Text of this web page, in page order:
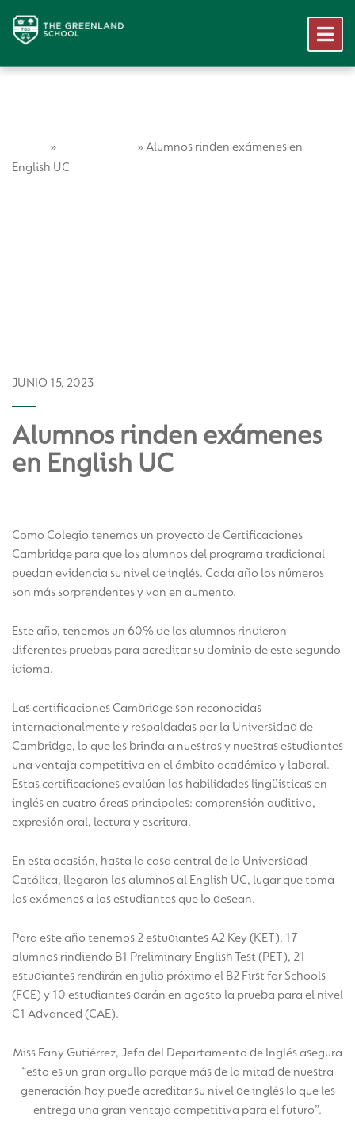
» »Alumnos rinden exámenes en
English UC
JUNIO 15, 2023
Alumnos rinden exámenes
en English UC
Como Colegio tenemos un proyecto de Certificaciones
Cambridge para que los alumnos del programa tradicional
puedan evidencia su nivel de inglés. Cada año los números
son más sorprendentes y van en aumento.
Este año, tenemos un 60% de los alumnos rindieron
diferentes pruebas para acreditar su dominio de este segundo
idioma.
Las certificaciones Cambridge son reconocidas
internacionalmente y respaldadas por la Universidad de
Cambridge, lo que les brinda a nuestros y nuestras estudiantes
una ventaja competitiva en el ámbito académico y laboral.
Estas certificaciones evalúan las habilidades lingüísticas en
inglés en cuatro áreas principales: comprensión auditiva,
expresión oral, lectura y escritura.
En esta ocasión, hasta la casa central de la Universidad
Católica, llegaron los alumnos al English UC, lugar que toma
los exámenes a los estudiantes que lo desean.
Para este año tenemos 2 estudiantes A2 Key (KET), 17
alumnos rindiendo B1 Preliminary English Test (PET), 21
estudiantes rendirán en julio próximo el B2 First for Schools
(FCE) y 10 estudiantes darán en agosto la prueba para el nivel
C1 Advanced (CAE).
Miss Fany Gutiérrez, Jefa del Departamento de Inglés asegura
“esto es un gran orgullo porque más de la mitad de nuestra
generación hoy puede acreditar su nivel de inglés lo que les
entrega una gran ventaja competitiva para el futuro”.